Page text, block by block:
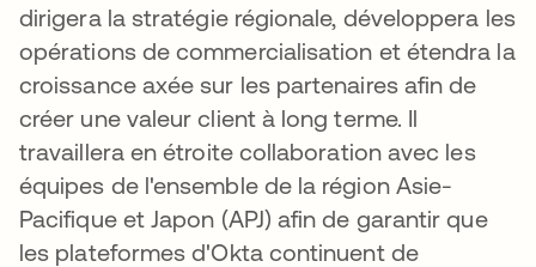
dirigera la stratégie régionale, développera les
opérations de commercialisation et étendra la
croissance axée sur les partenaires afin de
créer une valeur client à long terme. Il
travaillera en étroite collaboration avec les
équipes de l'ensemble de la région Asie-
Pacifique et Japon (APJ) afin de garantir que
les plateformes d'Okta continuent de